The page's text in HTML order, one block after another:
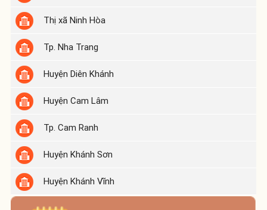
Thị xã Ninh Hòa
Tp. Nha Trang
Huyện Diên Khánh
Huyện Cam Lâm
Tp. Cam Ranh
Huyện Khánh Sơn
Huyện Khánh Vĩnh